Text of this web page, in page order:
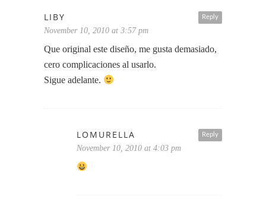
Reply
LIBY
November 10, 2010 at 3:57 pm
Que original este diseño, me gusta demasiado,
cero complicaciones al usarlo.
Sigue adelante.
Reply
LOMURELLA
November 10, 2010 at 4:03 pm